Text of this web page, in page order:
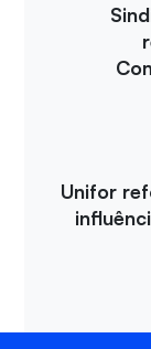
Unifor